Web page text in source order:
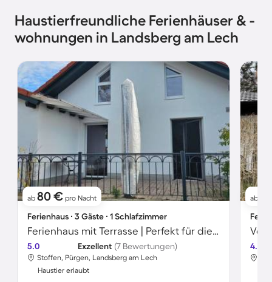
Haustierfreundliche Ferienhäuser & -
wohnungen in Landsberg am Lech
ab 80 € pro Nacht
Ferienhaus ∙ 3 Gäste ∙ 1 Schlafzimmer
Ferienhaus mit Terrasse | Perfekt für die Arbeit von Zuhause
5.0 Exzellent (7 Bewertungen)
Stoffen, Pürgen, Landsberg am Lech
Haustier erlaubt
ab
4.0